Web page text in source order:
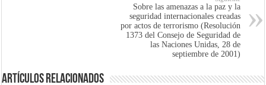
Sobre las amenazas a la paz y la
seguridad internacionales creadas
por actos de terrorismo (Resolución
1373 del Consejo de Seguridad de
las Naciones Unidas, 28 de
septiembre de 2001)
Artículos Relacionados